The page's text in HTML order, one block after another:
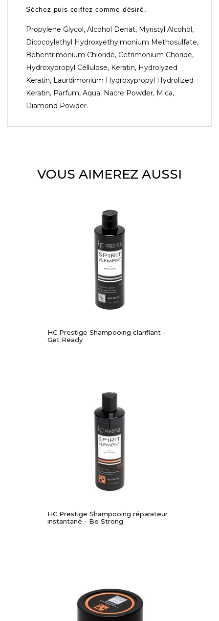
Séchez puis coiffez comme désiré.
Propylene Glycol, Alcohol Denat, Myristyl Alcohol,
Dicocoylethyl Hydroxyethylmonium Methosulfate,
Behentrimonium Chloride, Cetrimonium Choride,
Hydroxypropyl Cellulose, Keratin, Hydrolyzed
Keratin, Laurdimonium Hydroxypropyl Hydrolized
Keratin, Parfum, Aqua, Nacre Powder, Mica,
Diamond Powder.
VOUS AIMEREZ AUSSI
HC Prestige Shampooing clarifiant -
Get Ready
HC Prestige Shampooing réparateur
instantané - Be Strong